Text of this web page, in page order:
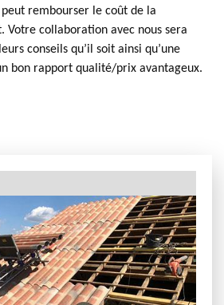
rembourser le coût de la
Votre collaboration avec nous sera
conseils qu’il soit ainsi qu’une
bon rapport qualité/prix avantageux.